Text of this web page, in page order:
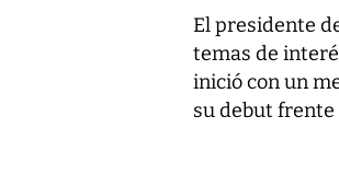
El presidente
temas de
inició con un
su debut frente